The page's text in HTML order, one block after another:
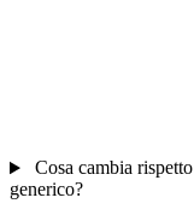
Cosa cambia
generico?